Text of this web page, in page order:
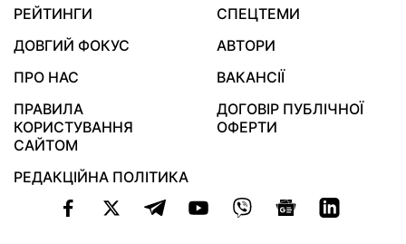
РЕЙТИНГИ
СПЕЦТЕМИ
ДОВГИЙ ФОКУС
АВТОРИ
ПРО НАС
ВАКАНСІЇ
ПРАВИЛА
КОРИСТУВАННЯ
САЙТОМ
ДОГОВІР ПУБЛІЧНОЇ
ОФЕРТИ
РЕДАКЦІЙНА ПОЛІТИКА